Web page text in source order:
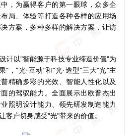
为赢得客户的第一眼球，众多企
局、体验等打造各种各样的应用场
方案，多种多样的解决方案，让访
以"智能源于科技专业缔造价值"为
"，"光·互动"和"光·造型"三大"光"主
精确多彩的光效、智能人性化以及
的驾驭能力。全面展示出欧普杰出
照明设计能力、领先研发制造能力
客户切身感受"光"带来的价值。